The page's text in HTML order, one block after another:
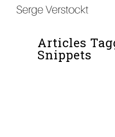
Articles
Snippets